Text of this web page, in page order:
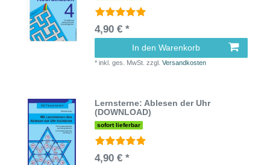
4,90 € *
In den Warenkorb
*inkl. ges. MwSt. zzgl.Versandkosten
Lernsterne: Ablesen der Uhr
(DOWNLOAD)
sofort lieferbar
4,90 € *